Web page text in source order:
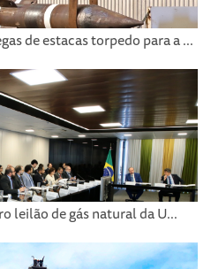
de estacas torpedo para a ...
leilão de gás natural da U...